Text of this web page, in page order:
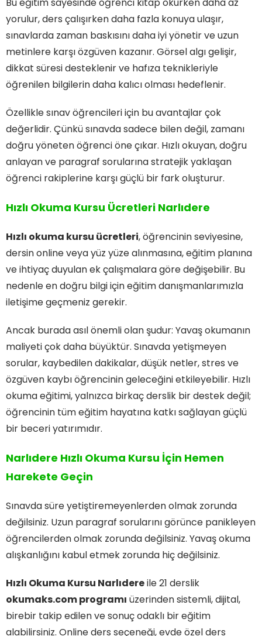
yorulur, ders çalışırken daha fazla konuya ulaşır,
sınavlarda zaman baskısını daha iyi yönetir ve uzun
metinlere karşı özgüven kazanır. Görsel algı gelişir,
dikkat süresi desteklenir ve hafıza teknikleriyle
öğrenilen bilgilerin daha kalıcı olması hedeflenir.
Özellikle sınav öğrencileri için bu avantajlar çok
değerlidir. Çünkü sınavda sadece bilen değil, zamanı
doğru yöneten öğrenci öne çıkar. Hızlı okuyan, doğru
anlayan ve paragraf sorularına stratejik yaklaşan
öğrenci rakiplerine karşı güçlü bir fark oluşturur.
Hızlı Okuma Kursu Ücretleri Narlıdere
Hızlı okuma kursu ücretleri, öğrencinin seviyesine,
dersin online veya yüz yüze alınmasına, eğitim planına
ve ihtiyaç duyulan ek çalışmalara göre değişebilir. Bu
nedenle en doğru bilgi için eğitim danışmanlarımızla
iletişime geçmeniz gerekir.
Ancak burada asıl önemli olan şudur: Yavaş okumanın
maliyeti çok daha büyüktür. Sınavda yetişmeyen
sorular, kaybedilen dakikalar, düşük netler, stres ve
özgüven kaybı öğrencinin geleceğini etkileyebilir. Hızlı
okuma eğitimi, yalnızca birkaç derslik bir destek değil;
öğrencinin tüm eğitim hayatına katkı sağlayan güçlü
bir beceri yatırımıdır.
Narlıdere Hızlı Okuma Kursu İçin Hemen
Harekete Geçin
Sınavda süre yetiştiremeyenlerden olmak zorunda
değilsiniz. Uzun paragraf sorularını görünce panikleyen
öğrencilerden olmak zorunda değilsiniz. Yavaş okuma
alışkanlığını kabul etmek zorunda hiç değilsiniz.
Hızlı Okuma Kursu Narlıdereile 21 derslik
okumaks.com programı üzerinden sistemli, dijital,
birebir takip edilen ve sonuç odaklı bir eğitim
alabilirsiniz. Online ders seçeneği, evde özel ders